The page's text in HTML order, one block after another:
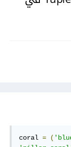
coral = (